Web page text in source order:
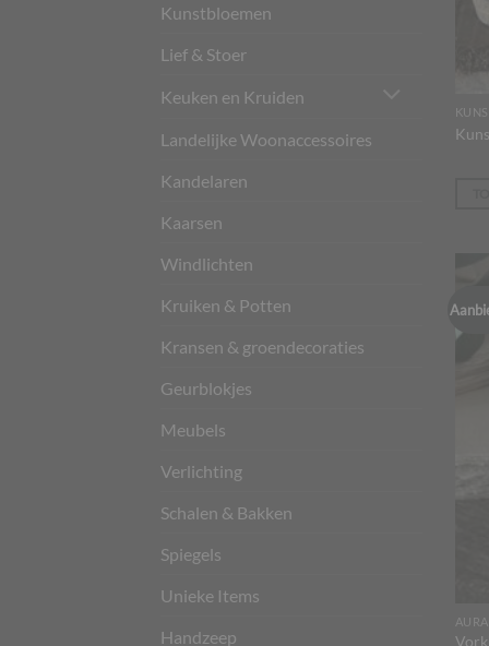
Kunstbloemen
Lief & Stoer
Keuken en Kruiden
Landelijke Woonaccessoires
Kandelaren
Kaarsen
Windlichten
Kruiken & Potten
Kransen & groendecoraties
Geurblokjes
Meubels
Verlichting
Schalen & Bakken
Spiegels
Unieke Items
Handzeep